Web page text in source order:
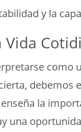
y la
Vida
la
una